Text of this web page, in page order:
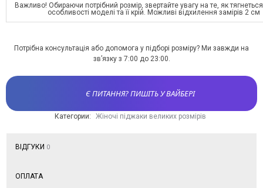
Важливо! Обираючи потрібний розмір, звертайте увагу на те, як
особливості моделі та її крій. Можливі відхилення замірів 2 см
Потрібна консультація або допомога у підборі розміру? Ми завжди на
зв’язку з 7:00 до 23:00.
Є ПИТАННЯ? ПИШІТЬ У ВАЙБЕРІ
Категории: Жіночі піджаки великих розмірів
ВІДГУКИ 0
ОПЛАТА